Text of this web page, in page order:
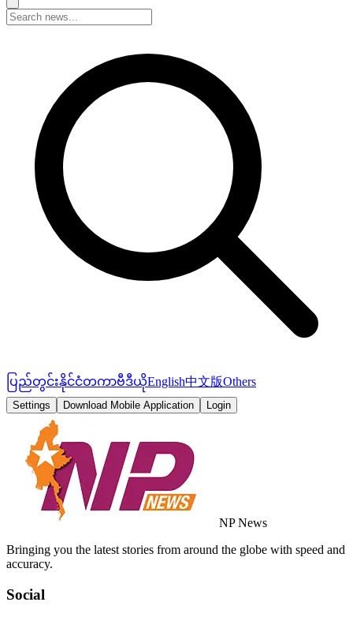
ပြည်တွင်းနိုင်ငံတကာဗီဒီယိုEnglish中文版Others
Settings Download Mobile Application Login
NP News
Bringing you the latest stories from around the globe with speed and
accuracy.
Social